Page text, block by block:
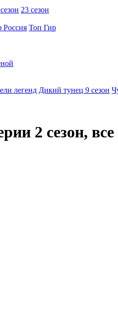
23 сезон
Россия Топ Гир
легенд Дикий тунец 9 сезон
2 сезон,